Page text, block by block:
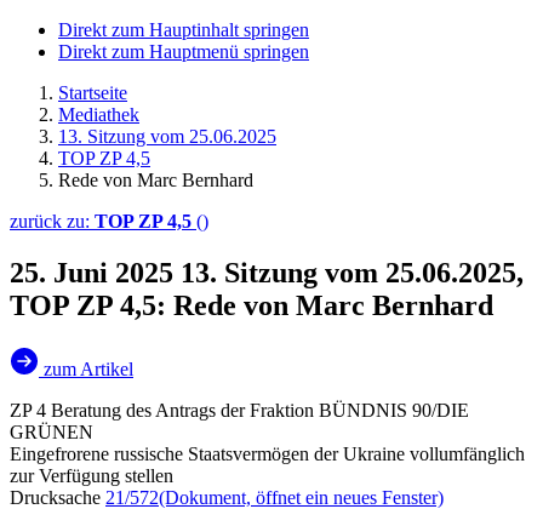
Direkt zum Hauptinhalt springen
Direkt zum Hauptmenü springen
Startseite
Mediathek
13. Sitzung vom 25.06.2025
TOP ZP 4,5
Rede von Marc Bernhard
zurück zu: TOP ZP 4,5 ()
25. Juni 2025 13. Sitzung vom 25.06.2025,
TOP ZP 4,5: Rede von Marc Bernhard
zum Artikel
ZP 4 Beratung des Antrags der Fraktion BÜNDNIS 90/DIE
GRÜNEN
Eingefrorene russische Staatsvermögen der Ukraine vollumfänglich
zur Verfügung stellen
Drucksache 21/572(Dokument, öffnet ein neues Fenster)